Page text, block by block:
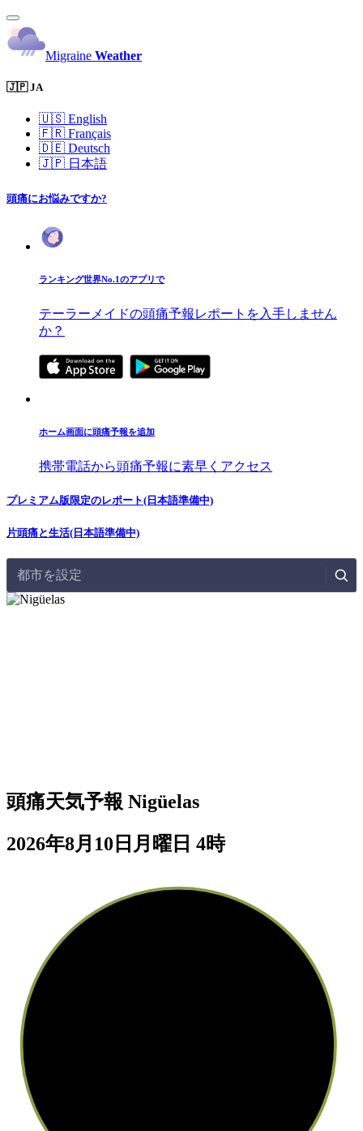
Migraine Weather
🇯🇵 JA
🇺🇸 English
🇫🇷 Français
🇩🇪 Deutsch
🇯🇵 日本語
頭痛にお悩みですか?
ランキング世界No.1のアプリで
テーラーメイドの頭痛予報レポートを入手しません
か？
ホーム画面に頭痛予報を追加
携帯電話から頭痛予報に素早くアクセス
プレミアム版限定のレポート(日本語準備中)
片頭痛と生活(日本語準備中)
都市を設定
頭痛天気予報 Nigüelas
2026年8月10日月曜日 4時